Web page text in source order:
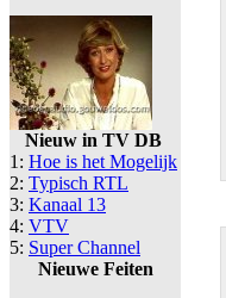
Nieuw in TV DB
1: Hoe is het Mogelijk
2: Typisch RTL
3: Kanaal 13
4: VTV
5: Super Channel
Nieuwe Feiten